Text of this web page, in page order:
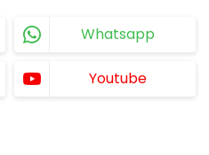
Whatsapp
Youtube